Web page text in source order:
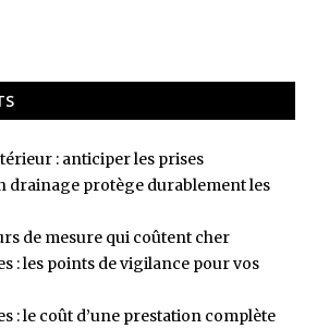
: anticiper les prises
drainage protège durablement les
de mesure qui coûtent cher
: les points de vigilance pour vos
: le coût d’une prestation complète